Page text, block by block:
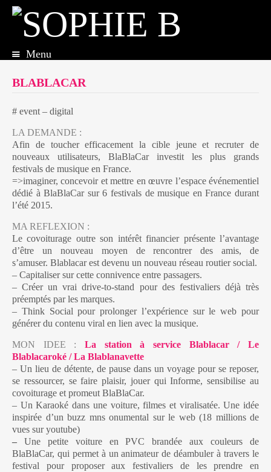
Menu
au
contenu
principal
BLABLACAR
# event – digital
LA DEMANDE :
Afin de toucher efficacement la cible jeune et recruter de
nouveaux utilisateurs, BlaBlaCar investit les plus grands
festivals de musique en France.
=>imaginer, concevoir et mettre en œuvre l’espace événementiel
dédié à BlaBlaCar sur 6 festivals de musique en France durant
l’été 2015.
MA REFLEXION :
Le covoiturage outre son intérêt financier présente l’avantage
d’être un nouveau moyen de rencontrer des amis, de
s’amuser. Blablacar est devenu un nouveau réseau routier social.
– Capitaliser sur cette connivence entre passagers.
– Créer un vrai drive-to-stand pour des festivaliers déjà très
préemptés par les marques.
– Think Social pour prolonger l’expérience sur le web pour
générer du contenu viral en lien avec la musique.
MON IDEE :
La station à service Blablacar / Le
Blablacaroké / La Blablanavette
– Un lieu de détente, de pause dans un voyage pour se reposer,
se ressourcer, se faire plaisir, jouer qui Informe, sensibilise au
covoiturage et promeut BlaBlaCar.
– Un Karaoké dans une voiture, filmes et viralisatée. Une idée
inspirée d’un buzz mns onumental sur le web (18 millions de
vues sur youtube)
– Une petite voiture en PVC brandée aux couleurs de
BlaBlaCar, qui permet à un animateur de déambuler à travers le
festival pour proposer aux festivaliers de les prendre en